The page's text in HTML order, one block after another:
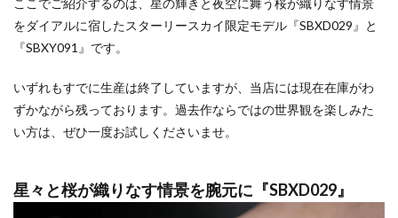
ここでご紹介するのは、星の輝きと夜空に舞う桜が織りなす情景
をダイアルに宿したスターリースカイ限定モデル『SBXD029』と
『SBXY091』です。
いずれもすでに生産は終了していますが、当店には現在在庫がわ
ずかながら残っております。過去作ならではの世界観を楽しみた
い方は、ぜひ一度お試しくださいませ。
星々と桜が織りなす情景を腕元に『SBXD029』